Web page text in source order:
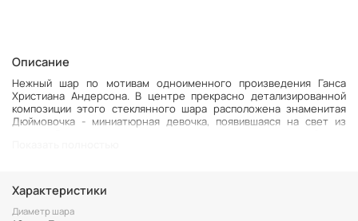
Описание
Нежный шар по мотивам одноименного произведения Ганса
Христиана Андерсона. В центре прекрасно детализированной
композиции этого стеклянного шара расположена знаменитая
Дюймовочка - миниатюрная девочка, появившаяся на свет из
шара относится к счастливому финалу сказки, где девочка-
Дюймовочка уже стала королевой эльфов по имени Майя и обрела
блестящие стрекозиные крылышки, чтобы беззаботно пархать с
Характеристики
Диаметр шара